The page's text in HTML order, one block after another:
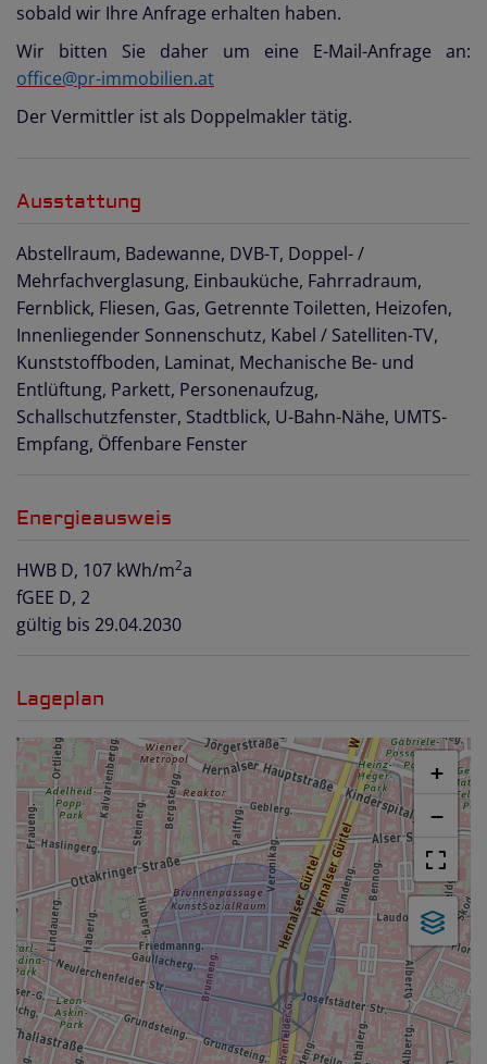
sobald wir Ihre Anfrage erhalten haben.
Wir bitten Sie daher um eine E-Mail-Anfrage an:
office@pr-immobilien.at
Der Vermittler ist als Doppelmakler tätig.
Ausstattung
Abstellraum Badewanne DVB-T Doppel- /
Mehrfachverglasung Einbauküche Fahrradraum
Fernblick Fliesen Gas Getrennte Toiletten Heizofen
Innenliegender Sonnenschutz Kabel / Satelliten-TV
Kunststoffboden Laminat Mechanische Be- und
Entlüftung Parkett Personenaufzug
Schallschutzfenster Stadtblick U-Bahn-Nähe UMTS-
Empfang Öffenbare Fenster
Energieausweis
HWB D, 107 kWh/m2a
fGEE D, 2
gültig bis 29.04.2030
Lageplan
+
−